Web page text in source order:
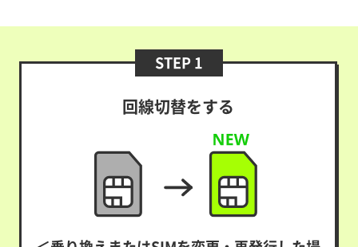
STEP 1
回線切替をする